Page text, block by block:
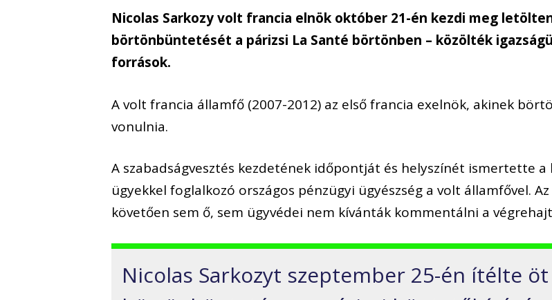
Nicolas Sarkozy volt francia elnök október 21-én kezdi meg
börtönbüntetését a párizsi La Santé börtönben – közölték
források.
A volt francia államfő (2007-2012) az első francia exelnök, akinek
vonulnia.
A szabadságvesztés kezdetének időpontját és helyszínét ismertette a
ügyekkel foglalkozó országos pénzügyi ügyészség a volt államfővel.
követően sem ő, sem ügyvédei nem kívánták kommentálni a
Nicolas Sarkozyt szeptember 25-én ítélte